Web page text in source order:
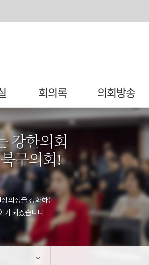
회의록 의회방송
강한의회
구의회!
의정을 강화하는
가 되겠습니다.